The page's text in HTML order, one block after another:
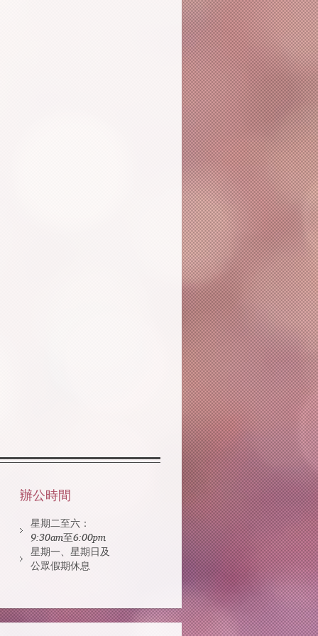
辦公時間
星期二至六：
9:30am至6:00pm
星期一、星期日及
公眾假期休息